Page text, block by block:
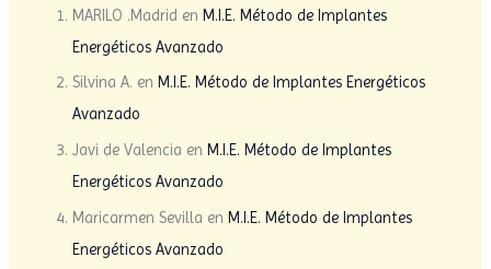
MARILO .Madrid en M.I.E. Método de Implantes
Energéticos Avanzado
Silvina A. en M.I.E. Método de Implantes Energéticos
Avanzado
Javi de Valencia en M.I.E. Método de Implantes
Energéticos Avanzado
Maricarmen Sevilla enM.I.E. Método de Implantes
Energéticos Avanzado